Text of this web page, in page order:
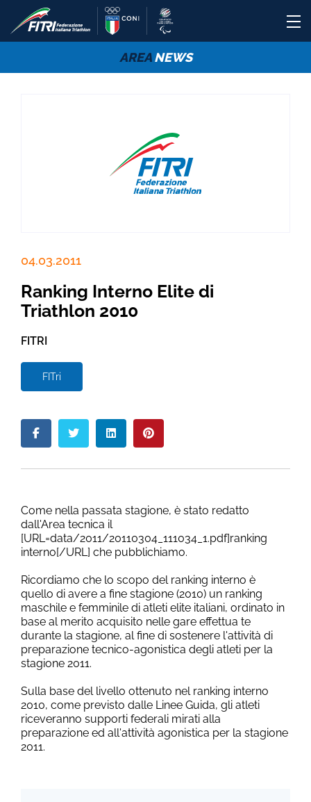
AREANEWS
04.03.2011
Ranking Interno Elite di
Triathlon 2010
FITRI
FITri
Come nella passata stagione, è stato redatto
dall'Area tecnica il
[URL=data/2011/20110304_111034_1.pdf]ranking
interno[/URL] che pubblichiamo.
Ricordiamo che lo scopo del ranking interno è
quello di avere a fine stagione (2010) un ranking
maschile e femminile di atleti elite italiani, ordinato in
base al merito acquisito nelle gare effettua te
durante la stagione, al fine di sostenere l'attività di
preparazione tecnico-agonistica degli atleti per la
stagione 2011.
Sulla base del livello ottenuto nel ranking interno
2010, come previsto dalle Linee Guida, gli atleti
riceveranno supporti federali mirati alla
preparazione ed all'attività agonistica per la stagione
2011.